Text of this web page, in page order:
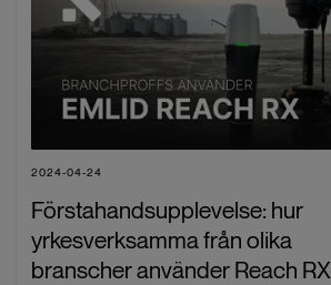
2024-04-24
Förstahandsupplevelse: hur
yrkesverksamma från olika
branscher använder Reach RX